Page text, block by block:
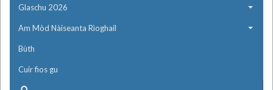
Glaschu 2026
Am Mòd Nàiseanta Rìoghail
Bùth
Cuir fios gu